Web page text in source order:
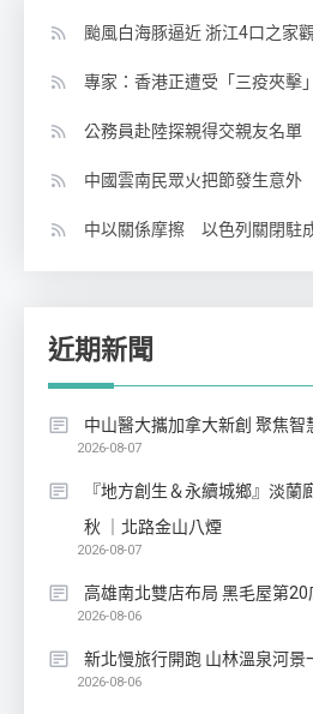
颱風白海豚逼近 浙江4口之家
專家：香港正遭受「三疫夾擊
公務員赴陸探親得交親友名
中國雲南民眾火把節發生意
中以關係摩擦 以色列關閉駐
近期新聞
中山醫大攜加拿大新創 聚焦智
2026-08-07
『地方創生＆永續城鄉』淡
秋 ｜北路金山八煙
2026-08-07
高雄南北雙店布局 黑毛屋第20
2026-08-06
新北慢旅行開跑 山林溫泉河景
2026-08-06